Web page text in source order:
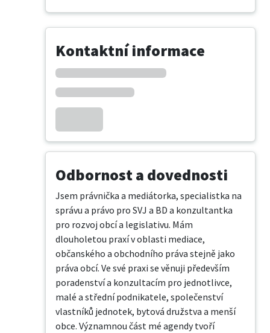
Kontaktní informace
Odbornost a dovednosti
Jsem právnička a mediátorka, specialistka na
správu a právo pro SVJ a BD a konzultantka
pro rozvoj obcí a legislativu. Mám
dlouholetou praxí v oblasti mediace,
občanského a obchodního práva stejně jako
práva obcí. Ve své praxi se věnuji především
poradenství a konzultacím pro jednotlivce,
malé a střední podnikatele, společenství
vlastníků jednotek, bytová družstva a menší
obce. Významnou část mé agendy tvoří